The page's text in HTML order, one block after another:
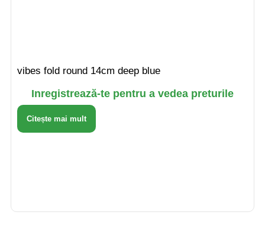
vibes fold round 14cm deep blue
Inregistrează-te pentru a vedea preturile
Citește mai mult